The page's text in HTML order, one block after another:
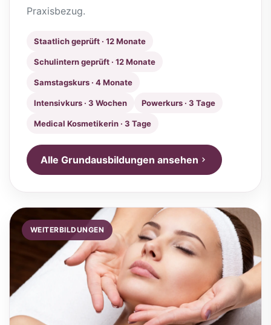
Praxisbezug.
Staatlich geprüft · 12 Monate
Schulintern geprüft · 12 Monate
Samstagskurs · 4 Monate
Intensivkurs · 3 Wochen Powerkurs · 3 Tage
Medical Kosmetikerin · 3 Tage
Alle Grundausbildungen ansehen
WEITERBILDUNGEN